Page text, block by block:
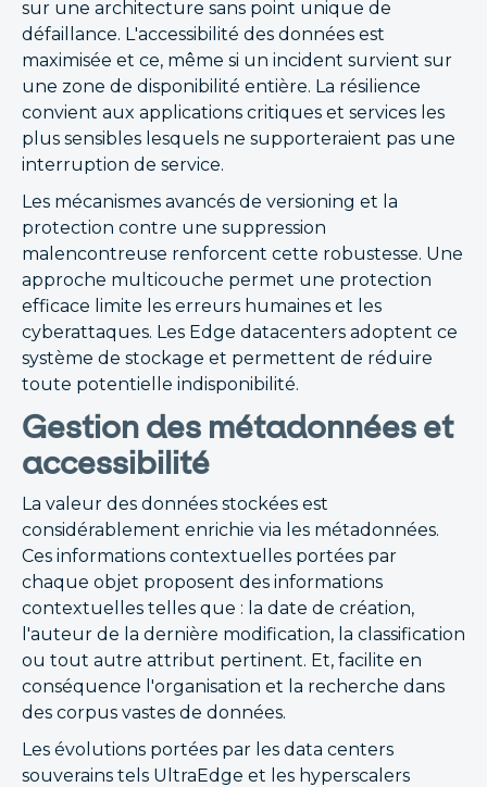
sur une architecture sans point unique de
défaillance. L'accessibilité des données est
maximisée et ce, même si un incident survient sur
une zone de disponibilité entière. La résilience
convient aux applications critiques et services les
plus sensibles lesquels ne supporteraient pas une
interruption de service.
Les mécanismes avancés de versioning et la
protection contre une suppression
malencontreuse renforcent cette robustesse. Une
approche multicouche permet une protection
efficace limite les erreurs humaines et les
cyberattaques. Les Edge datacenters adoptent ce
système de stockage et permettent de réduire
toute potentielle indisponibilité.
Gestion des métadonnées et
accessibilité
La valeur des données stockées est
considérablement enrichie via les métadonnées.
Ces informations contextuelles portées par
chaque objet proposent des informations
contextuelles telles que : la date de création,
l'auteur de la dernière modification, la classification
ou tout autre attribut pertinent. Et, facilite en
conséquence l'organisation et la recherche dans
des corpus vastes de données.
Les évolutions portées par les data centers
souverains tels UltraEdge et les hyperscalers